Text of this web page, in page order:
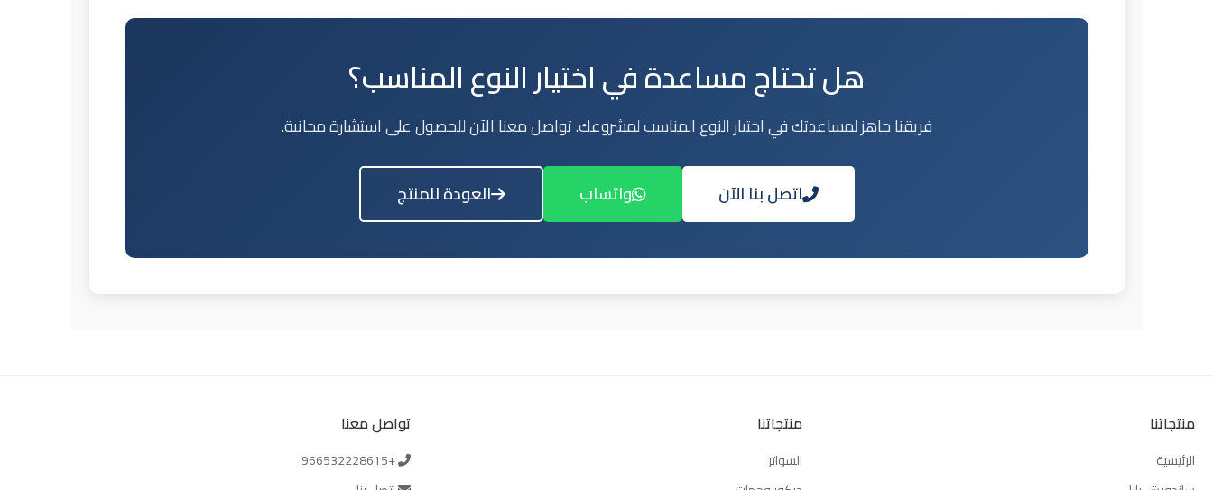
هل تحتاج مساعدة في اختيار النوع المناسب؟
فريقنا جاهز لمساعدتك في اختيار النوع المناسب لمشروعك. تواصل معنا الآن للحصول على استشارة مجانية.
اتصل بنا الآن واتساب العودة للمنتج
منتجاتنا
الرئيسية
منتجاتنا
السواتر
تواصل معنا
+966532228615